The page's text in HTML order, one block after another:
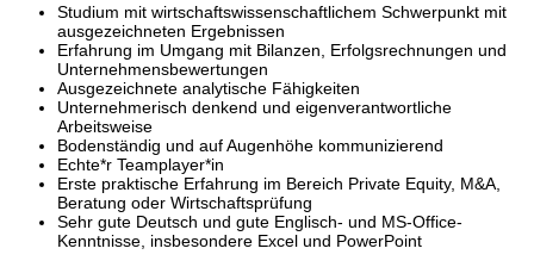
Studium mit wirtschaftswissenschaftlichem Schwerpunkt mit
ausgezeichneten Ergebnissen
Erfahrung im Umgang mit Bilanzen, Erfolgsrechnungen und
Unternehmensbewertungen
Ausgezeichnete analytische Fähigkeiten
Unternehmerisch denkend und eigenverantwortliche
Arbeitsweise
Bodenständig und auf Augenhöhe kommunizierend
Echte*r Teamplayer*in
Erste praktische Erfahrung im Bereich Private Equity, M&A,
Beratung oder Wirtschaftsprüfung
Sehr gute Deutsch und gute Englisch- und MS-Office-
Kenntnisse, insbesondere Excel und PowerPoint